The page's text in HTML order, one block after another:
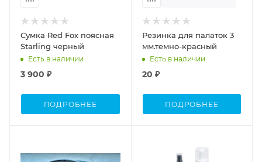
Сумка Red Fox поясная
Starling черный
Есть в наличии
3 900 ₽
ПОДРОБНЕЕ
Резинка для палаток 3
мм.темно-красный
Есть в наличии
20 ₽
ПОДРОБНЕЕ